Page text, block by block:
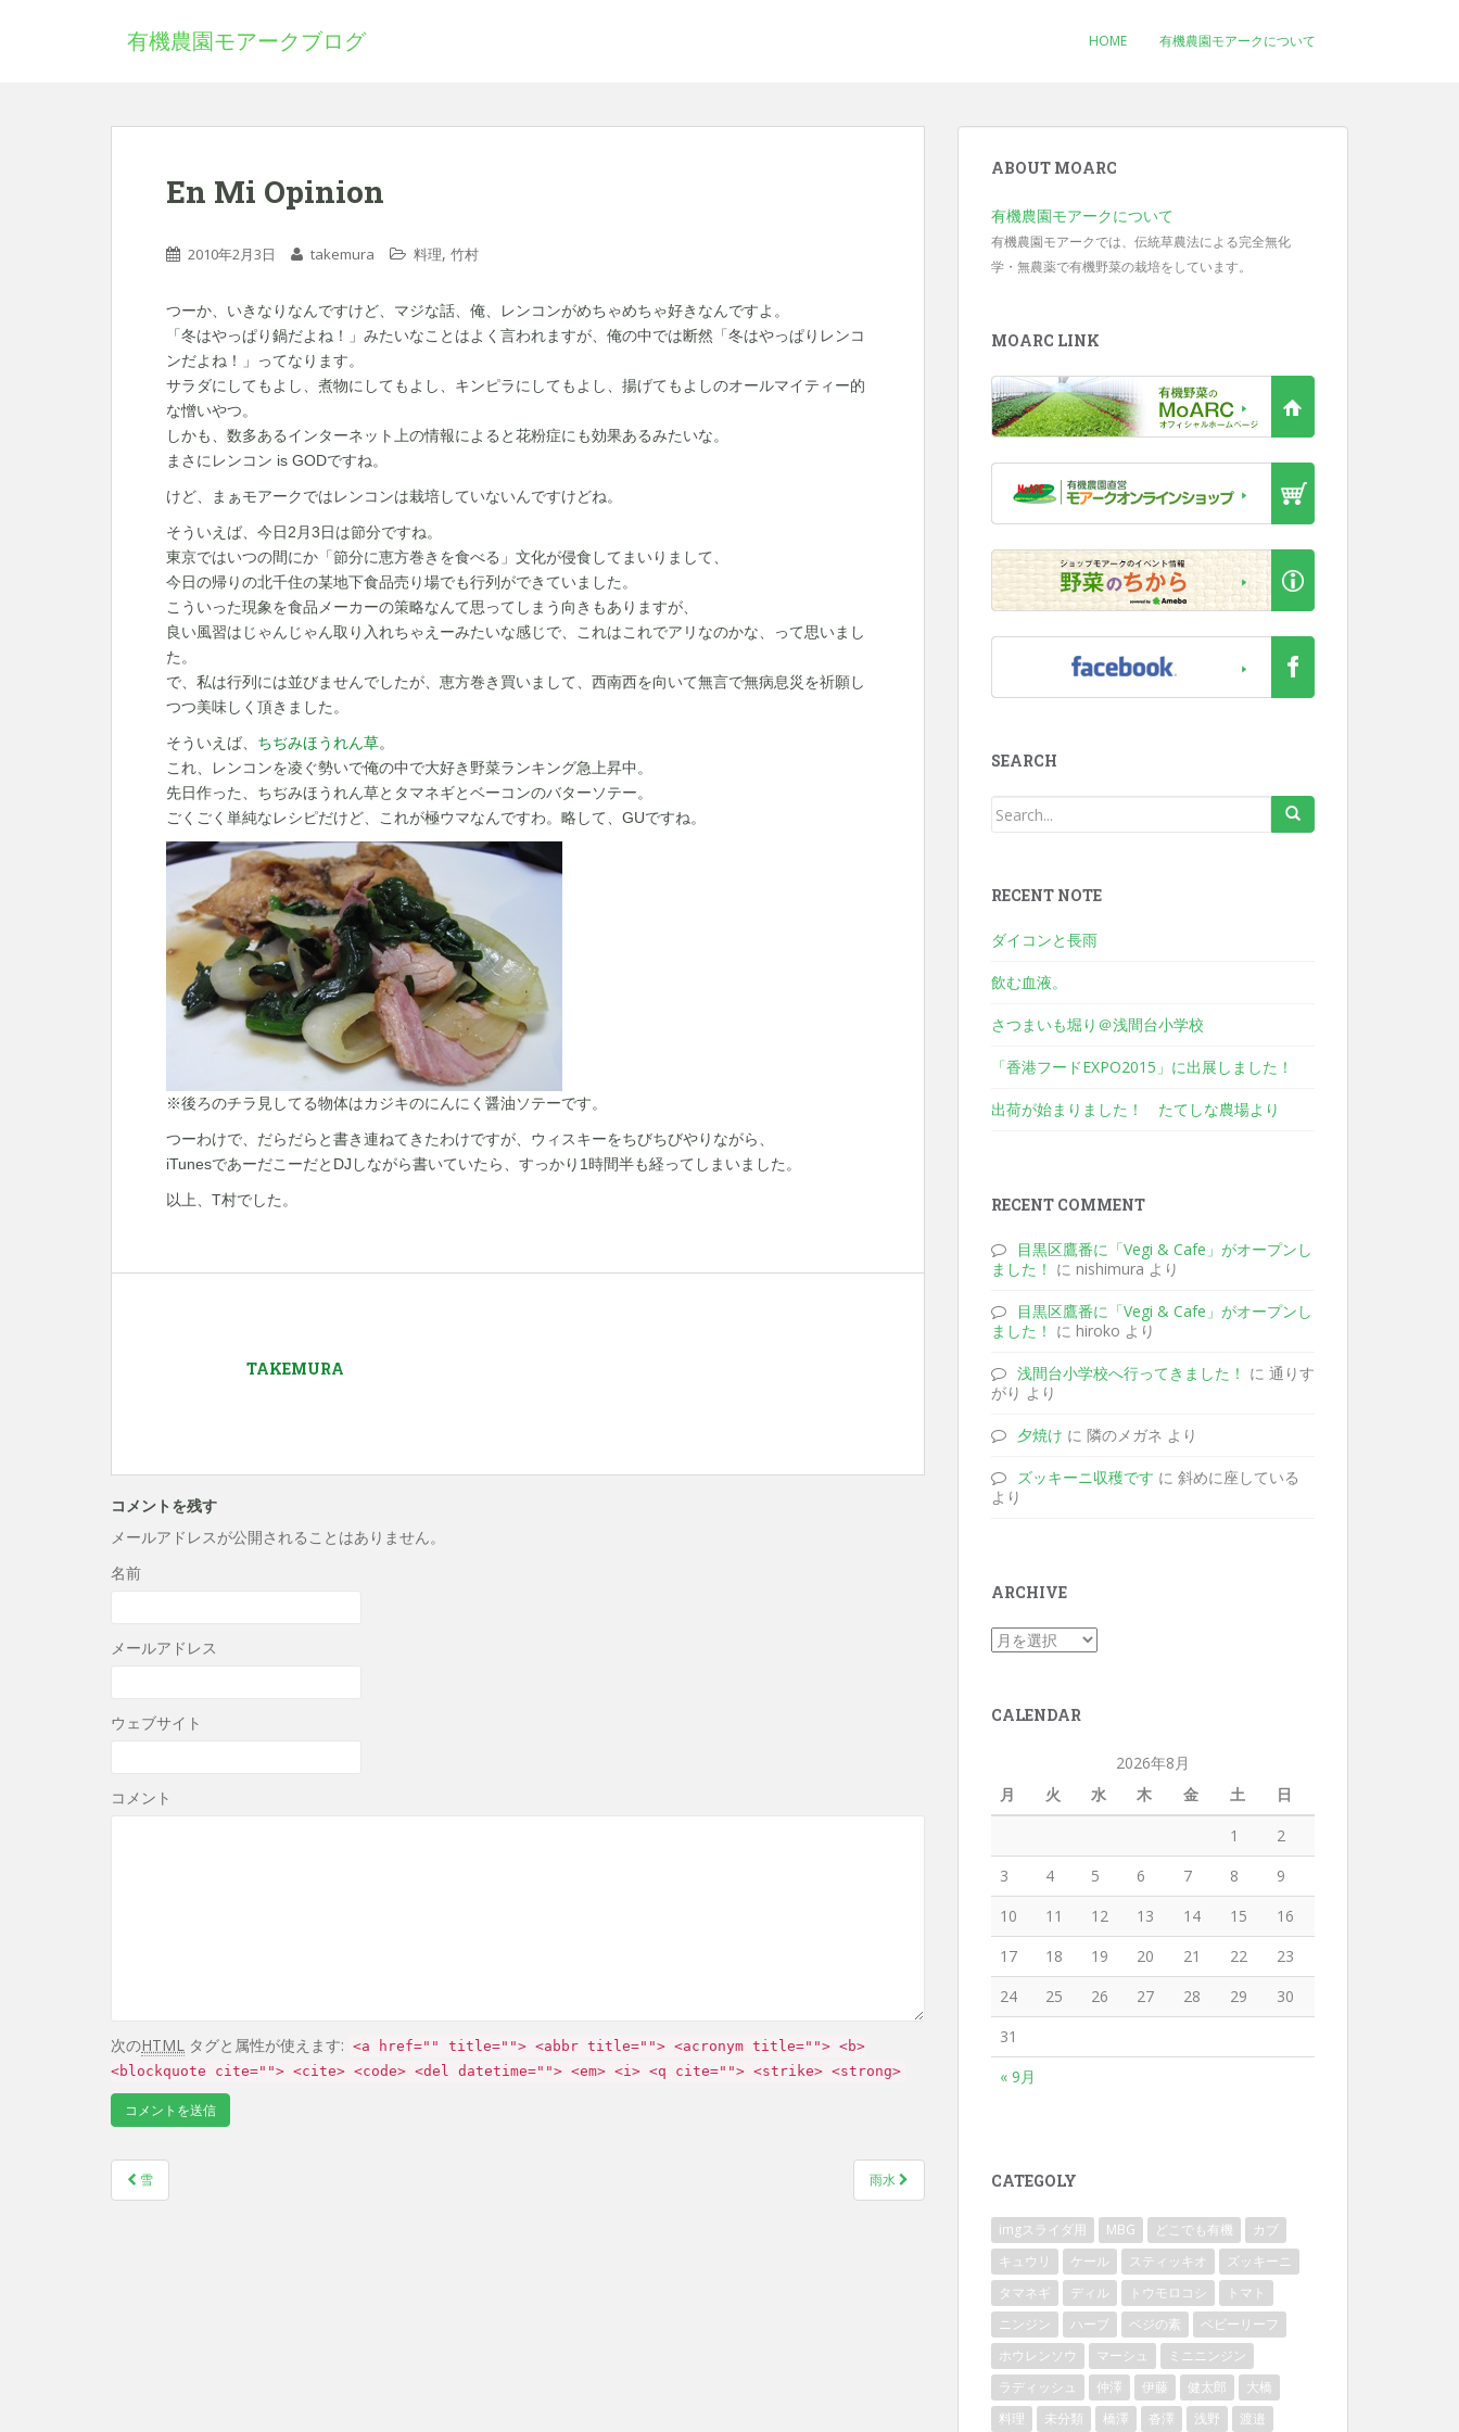
有機農園モアークブログ HOME 有機農園モアークについて
En Mi Opinion
2010年2月3日 takemura 料理, 竹村
つーか、いきなりなんですけど、マジな話、俺、レンコンがめちゃめちゃ好きなんですよ。
「冬はやっぱり鍋だよね！」みたいなことはよく言われますが、俺の中では断然「冬はやっぱりレンコ
ンだよね！」ってなります。
サラダにしてもよし、煮物にしてもよし、キンピラにしてもよし、揚げてもよしのオールマイティー的
な憎いやつ。
しかも、数多あるインターネット上の情報によると花粉症にも効果あるみたいな。
まさにレンコン is GODですね。
けど、まぁモアークではレンコンは栽培していないんですけどね。
そういえば、今日2月3日は節分ですね。
東京ではいつの間にか「節分に恵方巻きを食べる」文化が侵食してまいりまして、
今日の帰りの北千住の某地下食品売り場でも行列ができていました。
こういった現象を食品メーカーの策略なんて思ってしまう向きもありますが、
良い風習はじゃんじゃん取り入れちゃえーみたいな感じで、これはこれでアリなのかな、って思いまし
た。
で、私は行列には並びませんでしたが、恵方巻き買いまして、西南西を向いて無言で無病息災を祈願し
つつ美味しく頂きました。
そういえば、 ちぢみほうれん草。
これ、レンコンを凌ぐ勢いで俺の中で大好き野菜ランキング急上昇中。
先日作った、ちぢみほうれん草とタマネギとベーコンのバターソテー。
ごくごく単純なレシピだけど、これが極ウマなんですわ。略して、GUですね。
※後ろのチラ見してる物体はカジキのにんにく醤油ソテーです。
つーわけで、だらだらと書き連ねてきたわけですが、ウィスキーをちびちびやりながら、
iTunesであーだこーだとDJしながら書いていたら、すっかり1時間半も経ってしまいました。
以上、T村でした。
TAKEMURA
コメントを残す
メールアドレスが公開されることはありません。
名前
メールアドレス
ウェブサイト
コメント
次のHTML タグと属性が使えます: <a href="" title=""> <abbr title=""> <acronym title=""> <b>
<blockquote cite=""> <cite> <code> <del datetime=""> <em> <i> <q cite=""> <strike> <strong>
Post navigation
雪 雨水
ABOUT MOARC
有機農園モアークについて
有機農園モアークでは、伝統草農法による完全無化
学・無農薬で有機野菜の栽培をしています。
MOARC LINK
SEARCH
RECENT NOTE
ダイコンと長雨
飲む血液。
さつまいも堀り＠浅間台小学校
「香港フードEXPO2015」に出展しました！
出荷が始まりました！ たてしな農場より
RECENT COMMENT
目黒区鷹番に「Vegi & Cafe」がオープンし
ました！ に nishimura より
目黒区鷹番に「Vegi & Cafe」がオープンし
ました！ に hiroko より
浅間台小学校へ行ってきました！ に 通りす
がり より
夕焼け に 隣のメガネ より
ズッキーニ収穫です に 斜めに座している
より
ARCHIVE
CALENDAR
2026年8月
月
火 水 木 金 土 日
« 9月
1
2
3
4 5 6 7 8
9
10
11 12 13 14 15
16
17
18 19 20 21 22
23
24
25 26 27 28 29
30
31
CATEGOLY
imgスライダ用 MBG どこでも有機
カブ
キュウリ
ケール スティッキオ
ズッキーニ
タマネギ
ディル トウモロコシ
トマト
ニンジン
ハーブ ベジの素
ベビーリーフ
ホウレンソウ
マーシュ
ミニニンジン
ラディッシュ
仲澤 伊藤 健太郎
大橋
料理
未分類 橋澤 沓澤 浅野 渡邉